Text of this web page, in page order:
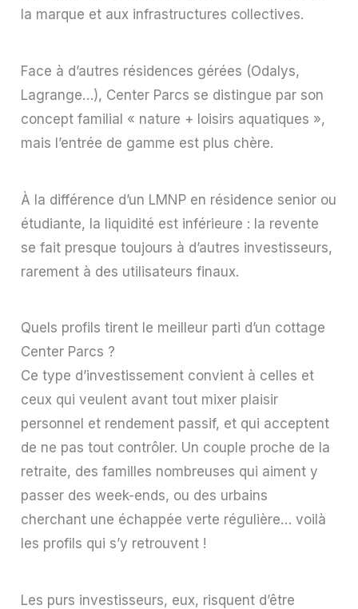
la marque et aux infrastructures collectives.
Face à d’autres résidences gérées (Odalys,
Lagrange…), Center Parcs se distingue par son
concept familial « nature + loisirs aquatiques »,
mais l’entrée de gamme est plus chère.
À la différence d’un LMNP en résidence senior ou
étudiante, la liquidité est inférieure : la revente
se fait presque toujours à d’autres investisseurs,
rarement à des utilisateurs finaux.
Quels profils tirent le meilleur parti d’un cottage
Center Parcs ?
Ce type d’investissement convient à celles et
ceux qui veulent avant tout mixer plaisir
personnel et rendement passif, et qui acceptent
de ne pas tout contrôler. Un couple proche de la
retraite, des familles nombreuses qui aiment y
passer des week-ends, ou des urbains
cherchant une échappée verte régulière… voilà
les profils qui s’y retrouvent !
Les purs investisseurs, eux, risquent d’être